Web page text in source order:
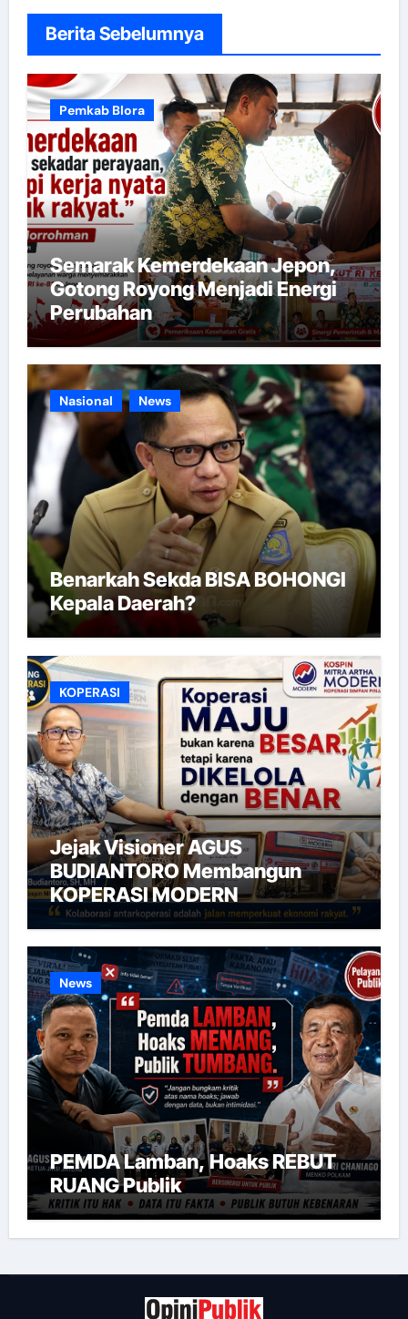
Berita Sebelumnya
Pemkab Blora
Semarak Kemerdekaan Jepon,
Gotong Royong Menjadi Energi
Perubahan
Nasional News
Benarkah Sekda BISA BOHONGI
Kepala Daerah?
KOPERASI
Jejak Visioner AGUS
BUDIANTORO Membangun
KOPERASI MODERN
News
PEMDA Lamban, Hoaks REBUT
RUANG Publik